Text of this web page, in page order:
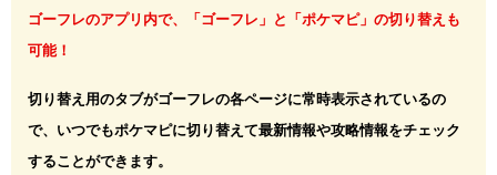
ゴーフレのアプリ内で、「ゴーフレ」と「ポケマピ」の切り替えも
可能！
切り替え用のタブがゴーフレの各ページに常時表示されているの
で、いつでもポケマピに切り替えて最新情報や攻略情報をチェック
することができます。